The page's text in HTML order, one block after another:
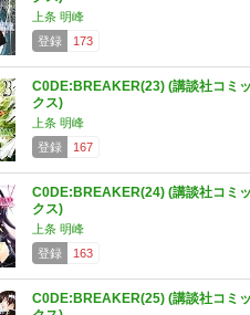
上条 明峰
登録
173
C0DE:BREAKER(23) (講談社コミッ
クス)
上条 明峰
登録
167
C0DE:BREAKER(24) (講談社コミッ
クス)
上条 明峰
登録
163
C0DE:BREAKER(25) (講談社コミッ